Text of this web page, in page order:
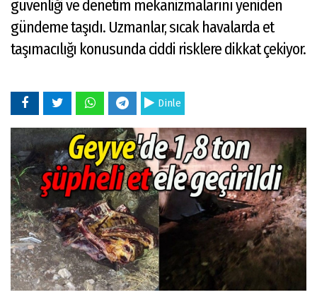
güvenliği ve denetim mekanizmalarını yeniden
gündeme taşıdı. Uzmanlar, sıcak havalarda et
taşımacılığı konusunda ciddi risklere dikkat çekiyor.
Dinle